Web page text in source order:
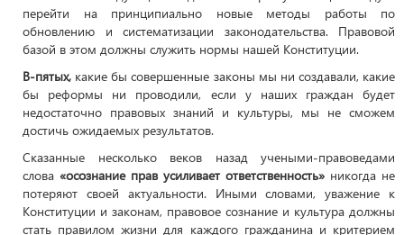
перейти на принципиально новые методы работы по
обновлению и систематизации законодательства. Правовой
базой в этом должны служить нормы нашей Конституции.
В-пятых, какие бы совершенные законы мы ни создавали, какие
бы реформы ни проводили, если у наших граждан будет
недостаточно правовых знаний и культуры, мы не сможем
достичь ожидаемых результатов.
Сказанные несколько веков назад учеными-правоведами
слова «осознание прав усиливает ответственность» никогда не
потеряют своей актуальности. Иными словами, уважение к
Конституции и законам, правовое сознание и культура должны
стать правилом жизни для каждого гражданина и критерием